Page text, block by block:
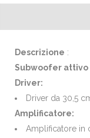
Descrizione :
Subwoofer attivo
Driver:
Driver da 30,5
Amplificatore:
Amplificatore in